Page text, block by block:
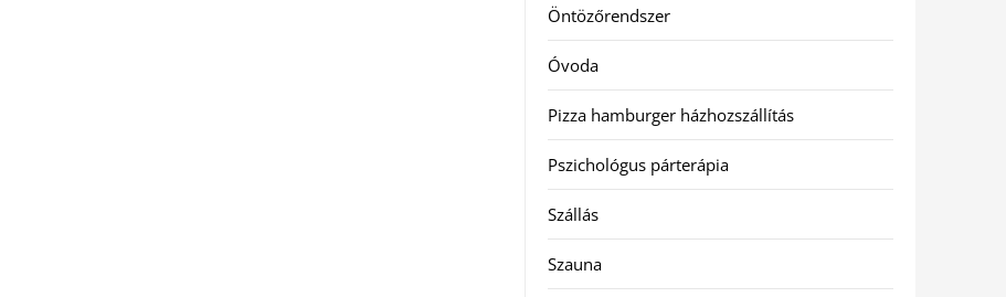
Öntözőrendszer
Óvoda
Pizza hamburger házhozszállítás
Pszichológus párterápia
Szállás
Szauna